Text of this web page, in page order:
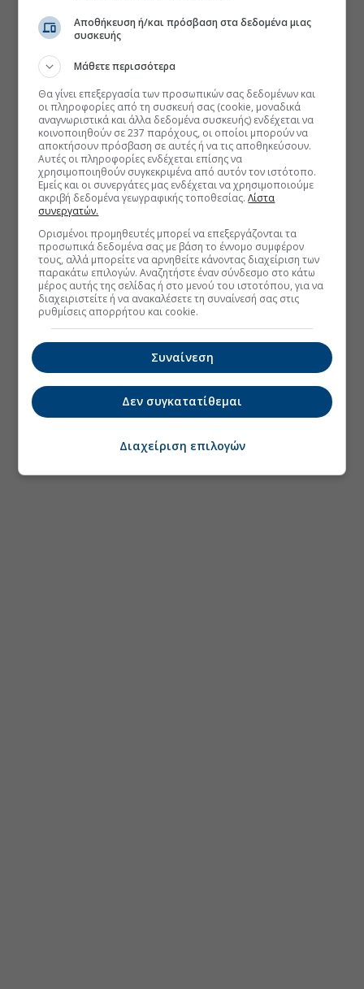
Αποθήκευση ή/και πρόσβαση στα δεδομένα μιας
συσκευής
Μάθετε περισσότερα
Θα γίνει επεξεργασία των προσωπικών σας δεδομένων και
οι πληροφορίες από τη συσκευή σας (cookie, μοναδικά
αναγνωριστικά και άλλα δεδομένα συσκευής) ενδέχεται να
κοινοποιηθούν σε 237 παρόχους, οι οποίοι μπορούν να
αποκτήσουν πρόσβαση σε αυτές ή να τις αποθηκεύσουν.
Αυτές οι πληροφορίες ενδέχεται επίσης να
χρησιμοποιηθούν συγκεκριμένα από αυτόν τον ιστότοπο.
Εμείς και οι συνεργάτες μας ενδέχεται να χρησιμοποιούμε
ακριβή δεδομένα γεωγραφικής τοποθεσίας.Λίστα
συνεργατών.
Ορισμένοι προμηθευτές μπορεί να επεξεργάζονται τα
προσωπικά δεδομένα σας με βάση το έννομο συμφέρον
τους, αλλά μπορείτε να αρνηθείτε κάνοντας διαχείριση των
παρακάτω επιλογών. Αναζητήστε έναν σύνδεσμο στο κάτω
μέρος αυτής της σελίδας ή στο μενού του ιστοτόπου, για να
διαχειριστείτε ή να ανακαλέσετε τη συναίνεσή σας στις
ρυθμίσεις απορρήτου και cookie.
Συναίνεση
Δεν συγκατατίθεμαι
Διαχείριση επιλογών